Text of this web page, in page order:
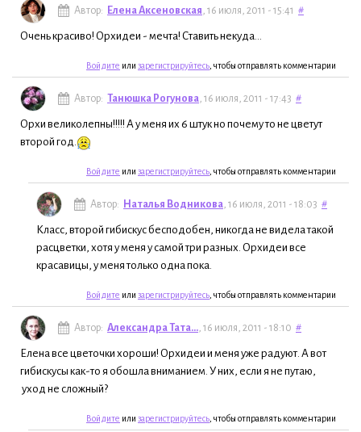
Автор: Елена Аксеновская , 16 июля, 2011 - 15:41 #
Очень красиво! Орхидеи - мечта! Ставить некуда...
Войдите или зарегистрируйтесь , чтобы отправлять комментарии
Автор: Танюшка Рогунова , 16 июля, 2011 - 17:43 #
Орхи великолепны!!!!! А у меня их 6 штук но почему то не цветут
второй год.
Войдите или зарегистрируйтесь , чтобы отправлять комментарии
Автор: Наталья Водникова , 16 июля, 2011 - 18:03 #
Класс, второй гибискус бесподобен, никогда не видела такой
расцветки, хотя у меня у самой три разных. Орхидеи все
красавицы, у меня только одна пока.
Войдите или зарегистрируйтесь , чтобы отправлять комментарии
Автор: Александра Тата... , 16 июля, 2011 - 18:10 #
Елена все цветочки хороши! Орхидеи и меня уже радуют. А вот
гибискусы как-то я обошла вниманием. У них, если я не путаю,
уход не сложный?
Войдите или зарегистрируйтесь , чтобы отправлять комментарии